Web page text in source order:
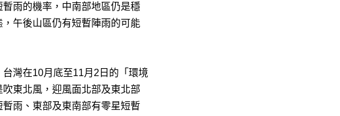
暫雨的機率，中南部地區仍是穩
，午後山區仍有短暫陣雨的可能
台灣在10月底至11月2日的「環境
吹東北風，迎風面北部及東北部
暫雨、東部及東南部有零星短暫